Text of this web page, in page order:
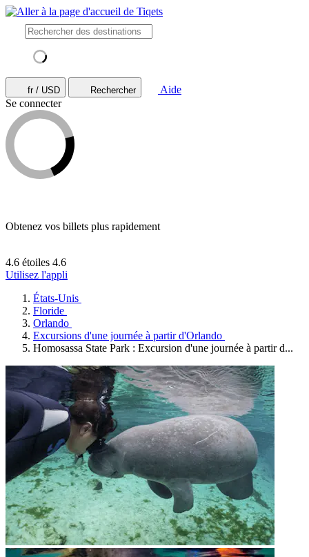
fr / USD Rechercher
Aide
Se connecter
Obtenez vos billets plus rapidement
4.6 étoiles 4.6
Utilisez l'appli
États-Unis
Floride
Orlando
Excursions d'une journée à partir d'Orlando
Homosassa State Park : Excursion d'une journée à partir d...